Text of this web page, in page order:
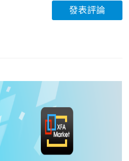
發表評論